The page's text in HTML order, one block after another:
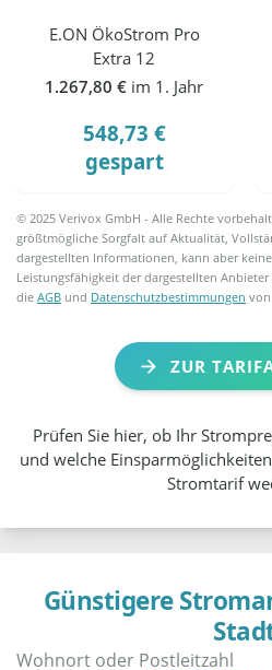
E.ON ÖkoStrom Pro
Extra 12
1.267,80 € im 1. Jahr
548,73 €
gespart
© 2025 Verivox GmbH - Alle Rechte
größtmögliche Sorgfalt auf Aktualität,
dargestellten Informationen, kann aber
Leistungsfähigkeit der dargestellten
dieAGB und Datenschutzbestimmungen
ZUR
Prüfen Sie hier, ob Ihr
und welche
Stromtarif
Günstigere